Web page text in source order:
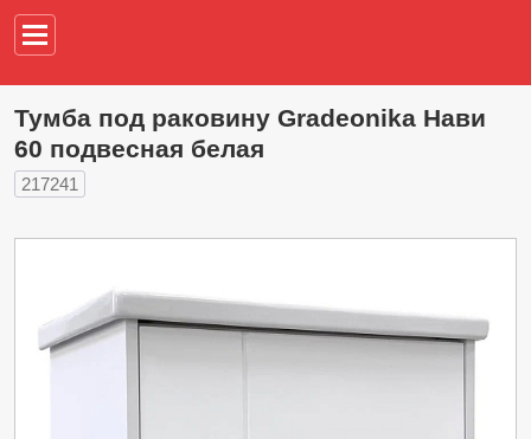
Тумба под раковину Gradeonika Нави
60 подвесная белая
217241